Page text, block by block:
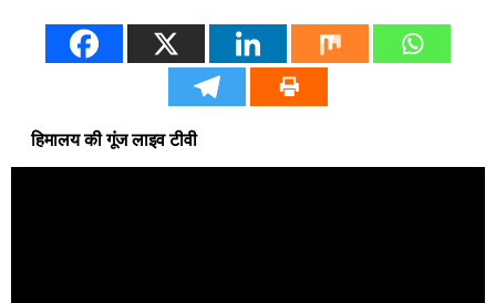
हिमालय की गूंज लाइव टीवी